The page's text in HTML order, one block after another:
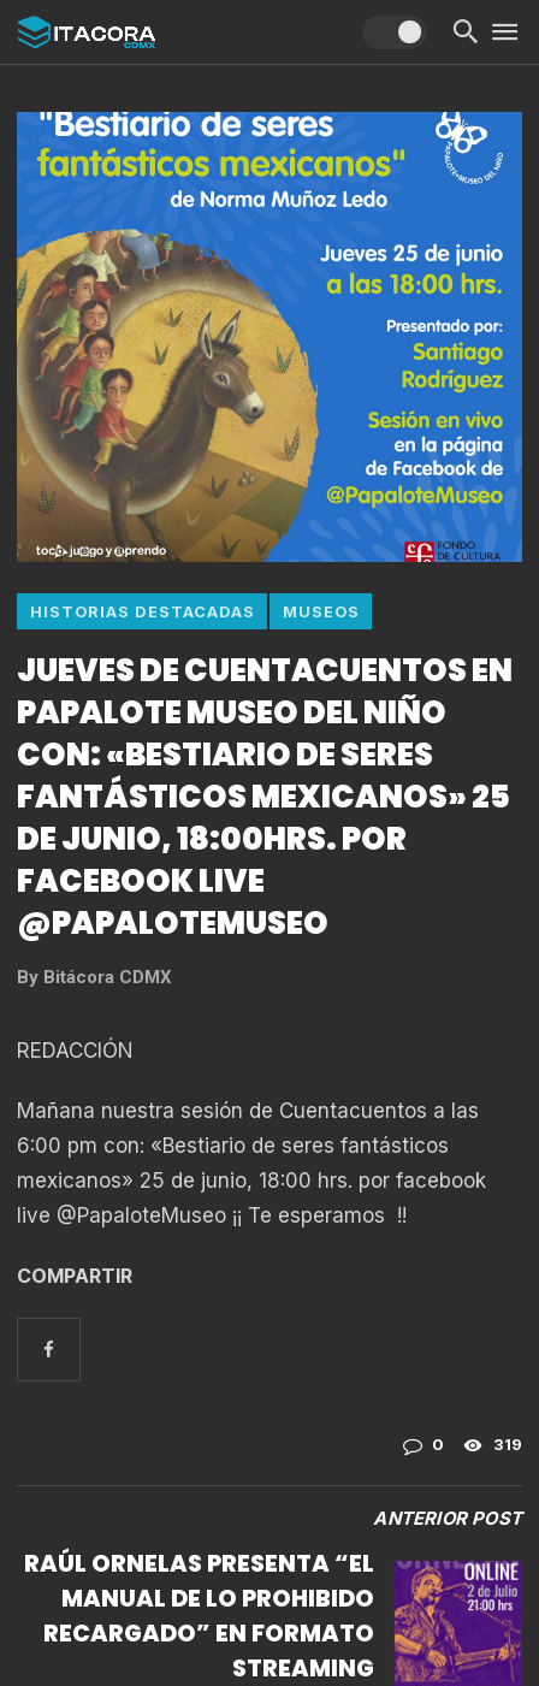
HISTORIAS DESTACADAS MUSEOS
JUEVES DE CUENTACUENTOS EN
PAPALOTE MUSEO DEL NIÑO
CON: «BESTIARIO DE SERES
FANTÁSTICOS MEXICANOS» 25
DE JUNIO, 18:00HRS. POR
FACEBOOK LIVE
@PAPALOTEMUSEO
By Bitácora CDMX
REDACCIÓN
Mañana nuestra sesión de Cuentacuentos a las
6:00 pm con: «Bestiario de seres fantásticos
mexicanos» 25 de junio, 18:00 hrs. por facebook
live @PapaloteMuseo ¡¡ Te esperamos !!
COMPARTIR
0 319
ANTERIOR POST
RAÚL ORNELAS PRESENTA “EL
MANUAL DE LO PROHIBIDO
RECARGADO” EN FORMATO
STREAMING